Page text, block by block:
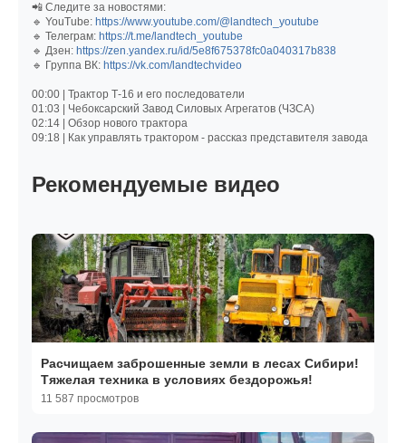
📲 Следите за новостями:
🔹 YouTube: https://www.youtube.com/@landtech_youtube
🔹 Телеграм: https://t.me/landtech_youtube
🔹 Дзен: https://zen.yandex.ru/id/5e8f675378fc0a040317b838
🔹 Группа ВК: https://vk.com/landtechvideo
00:00 | Трактор Т-16 и его последователи
01:03 | Чебоксарский Завод Силовых Агрегатов (ЧЗСА)
02:14 | Обзор нового трактора
09:18 | Как управлять трактором - рассказ представителя завода
Рекомендуемые видео
Расчищаем заброшенные земли в лесах Сибири!
Тяжелая техника в условиях бездорожья!
11 587 просмотров